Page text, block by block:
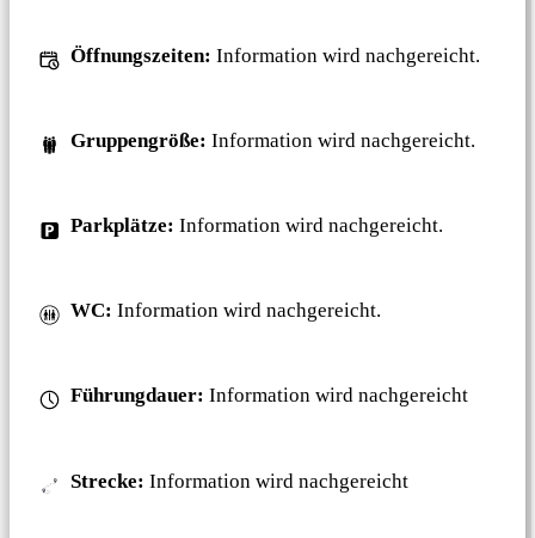
Öffnungszeiten: Information wird nachgereicht.
Gruppengröße: Information wird nachgereicht.
Parkplätze: Information wird nachgereicht.
WC: Information wird nachgereicht.
Führungdauer: Information wird nachgereicht
Strecke: Information wird nachgereicht